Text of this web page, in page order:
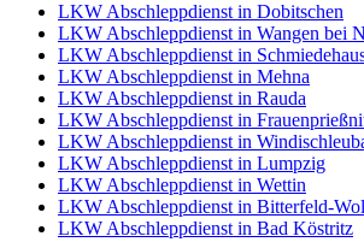
LKW Abschleppdienst in Dobitschen
LKW Abschleppdienst in Wangen bei
LKW Abschleppdienst in
LKW Abschleppdienst in Mehna
LKW Abschleppdienst in Rauda
LKW Abschleppdienst in
LKW Abschleppdienst in
LKW Abschleppdienst in Lumpzig
LKW Abschleppdienst in Wettin
LKW Abschleppdienst in Bitterfeld-
LKW Abschleppdienst in Bad Köstritz